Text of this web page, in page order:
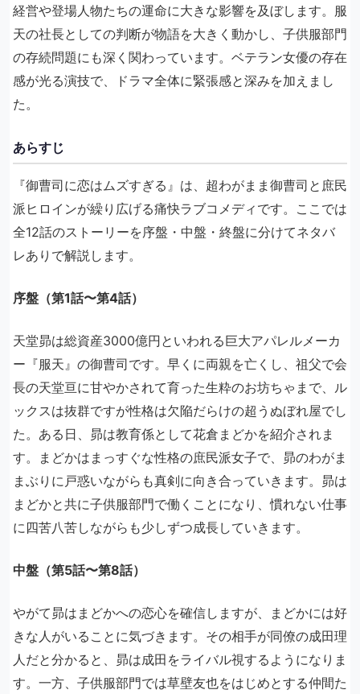
経営や登場人物たちの運命に大きな影響を及ぼします。服
天の社長としての判断が物語を大きく動かし、子供服部門
の存続問題にも深く関わっています。ベテラン女優の存在
感が光る演技で、ドラマ全体に緊張感と深みを加えまし
た。
あらすじ
『御曹司に恋はムズすぎる』は、超わがまま御曹司と庶民
派ヒロインが繰り広げる痛快ラブコメディです。ここでは
全12話のストーリーを序盤・中盤・終盤に分けてネタバ
レありで解説します。
序盤（第1話〜第4話）
天堂昴は総資産3000億円といわれる巨大アパレルメーカ
ー『服天』の御曹司です。早くに両親を亡くし、祖父で会
長の天堂亘に甘やかされて育った生粋のお坊ちゃまで、ル
ックスは抜群ですが性格は欠陥だらけの超うぬぼれ屋でし
た。ある日、昴は教育係として花倉まどかを紹介されま
す。まどかはまっすぐな性格の庶民派女子で、昴のわがま
まぶりに戸惑いながらも真剣に向き合っていきます。昴は
まどかと共に子供服部門で働くことになり、慣れない仕事
に四苦八苦しながらも少しずつ成長していきます。
中盤（第5話〜第8話）
やがて昴はまどかへの恋心を確信しますが、まどかには好
きな人がいることに気づきます。その相手が同僚の成田理
人だと分かると、昴は成田をライバル視するようになりま
す。一方、子供服部門では草壁友也をはじめとする仲間た